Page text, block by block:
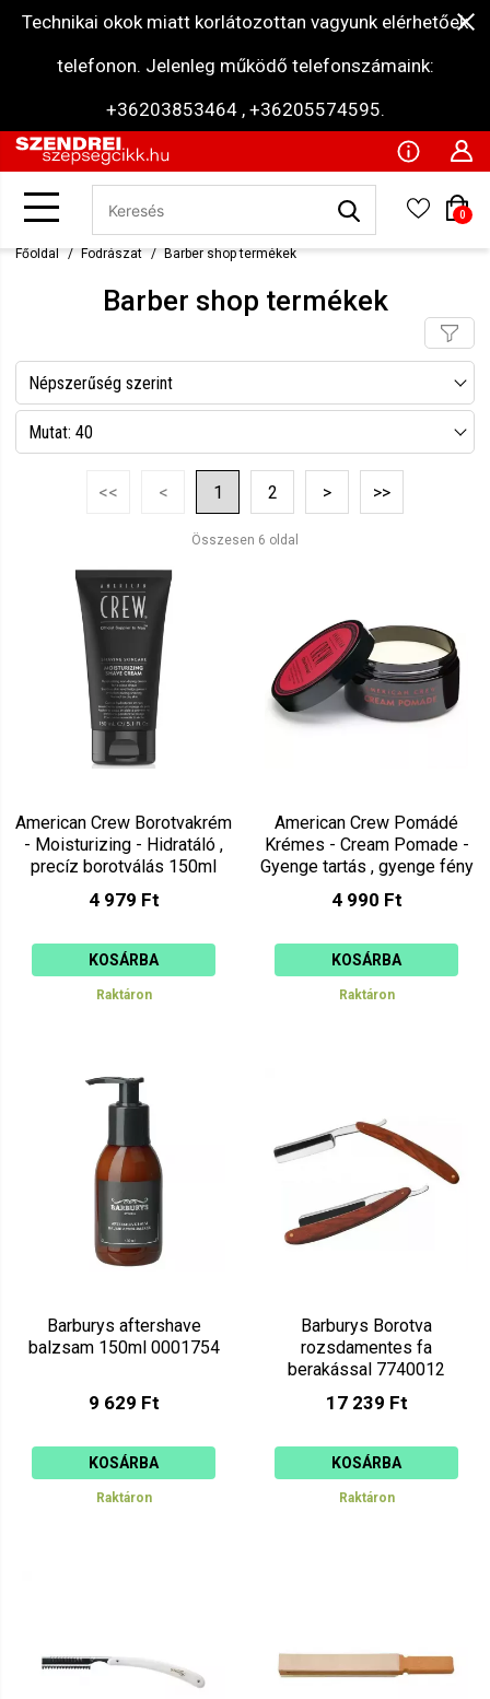
Technikai okok miatt korlátozottan vagyunk elérhetőek
telefonon. Jelenleg működő telefonszámaink:
+36203853464 , +36205574595.
0
Főoldal Fodrászat Barber shop termékek
Barber shop termékek
Népszerűség szerint
Név szerint csökkenő
Mutat: 40
<< < 1 2 > >>
Összesen 6 oldal
American Crew Borotvakrém
- Moisturizing - Hidratáló ,
precíz borotválás 150ml
4 979 Ft
KOSÁRBA
Raktáron
American Crew Pomádé
Krémes - Cream Pomade -
Gyenge tartás , gyenge fény
85g
4 990 Ft
KOSÁRBA
Raktáron
Barburys aftershave
balzsam 150ml 0001754
9 629 Ft
KOSÁRBA
Raktáron
Barburys Borotva
rozsdamentes fa
berakással 7740012
17 239 Ft
KOSÁRBA
Raktáron